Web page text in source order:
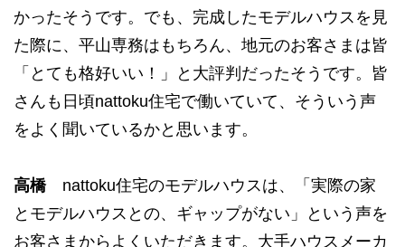
かったそうです。でも、完成したモデルハウスを見
た際に、平山専務はもちろん、地元のお客さまは皆
「とても格好いい！」と大評判だったそうです。皆
さんも日頃nattoku住宅で働いていて、そういう声
をよく聞いているかと思います。
高橋nattoku住宅のモデルハウスは、「実際の家
とモデルハウスとの、ギャップがない」という声を
お客さまからよくいただきます。大手ハウスメーカ